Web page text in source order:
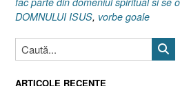
DOMNULUI ISUS, vorbe goale
ARTICOLE RECENTE